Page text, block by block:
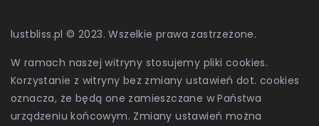
lustbliss.pl © 2023. Wszelkie prawa zastrzeżone.
W ramach naszej witryny stosujemy pliki cookies.
Korzystanie z witryny bez zmiany ustawień dot. cookies
oznacza, że będą one zamieszczane w Państwa
urządzeniu końcowym. Zmiany ustawień można